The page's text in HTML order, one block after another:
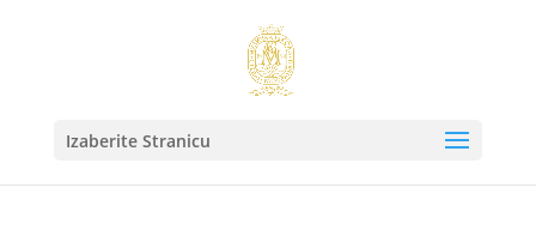
Izaberite Stranicu